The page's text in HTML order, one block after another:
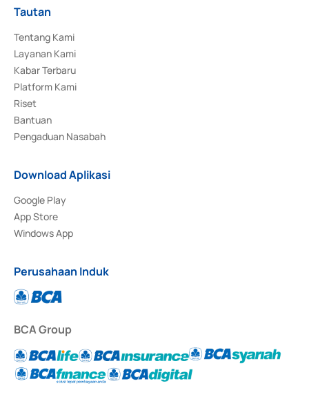
Tautan
Tentang Kami
Layanan Kami
Kabar Terbaru
Platform Kami
Riset
Bantuan
Pengaduan Nasabah
Download Aplikasi
Google Play
App Store
Windows App
Perusahaan Induk
BCA Group